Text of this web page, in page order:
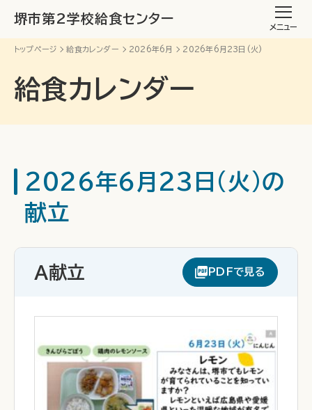
堺市第2学校給食センター
メニュー
トップページ 給食カレンダー 2026年6月 2026年6月23日(火)
給食カレンダー
2026年6月23日(火)の
献立
A献立 PDFで見る